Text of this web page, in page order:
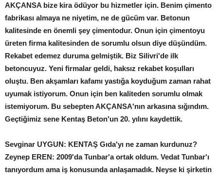
AKÇANSA bize kira ödüyor bu hizmetler için. Benim çimento
fabrikası almaya ne niyetim, ne de gücüm var. Betonun
kalitesinde en önemli şey çimentodur. Onun için çimentoyu
üreten firma kalitesinden de sorumlu olsun diye düşündüm.
Rekabet edemez duruma gelmiştik. Biz Silivri'de ilk
betoncuyuz. Yeni firmalar geldi, haksız rekabet koşulları
oluştu. Ben akşamları kafamı yastığa koyduğum zaman rahat
uyumak istiyorum. Onun için ben kaliteden sorumlu olmak
istemiyorum. Bu sebepten AKÇANSA'nın arkasına sığındım.
Geçtiğimiz sene Kentaş Beton'un 20. yılını kaydettik.
Sevginar UYGUN: KENTAŞ Gıda'yı ne zaman kurdunuz?
Zeynep EREN: 2009'da Tunbar'a ortak oldum. Vedat Tunbar'ı
tanıyordum ama iş konusunda anlaşamadık. Neyse ki şirketin